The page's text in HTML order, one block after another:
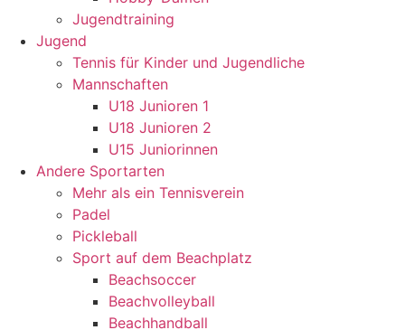
Jugendtraining
Jugend
Tennis für Kinder und Jugendliche
Mannschaften
U18 Junioren 1
U18 Junioren 2
U15 Juniorinnen
Andere Sportarten
Mehr als ein Tennisverein
Padel
Pickleball
Sport auf dem Beachplatz
Beachsoccer
Beachvolleyball
Beachhandball